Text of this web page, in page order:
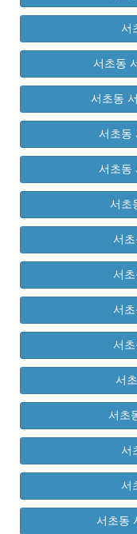
서
서초동
서초동
서초동
서초동
서초
서
서
서
서
서
서초
서
서
서초동